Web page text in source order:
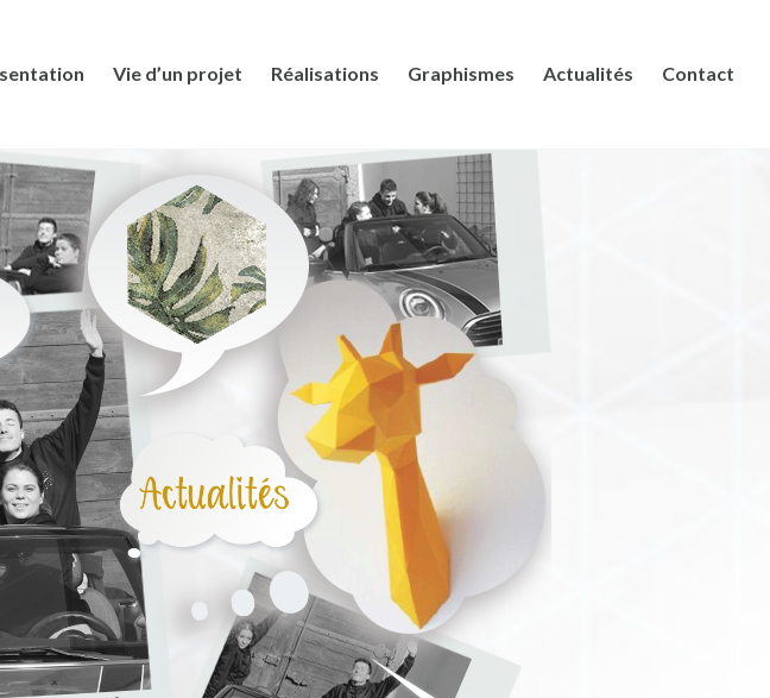
Vie d’un projet Réalisations Graphismes Actualités Contact